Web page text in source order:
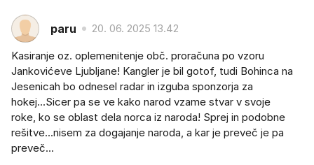
paru 20. 06. 2025 13.42
Kasiranje oz. oplemenitenje obč. proračuna po vzoru
Jankovićeve Ljubljane! Kangler je bil gotof, tudi Bohinca na
Jesenicah bo odnesel radar in izguba sponzorja za
hokej...Sicer pa se ve kako narod vzame stvar v svoje
roke, ko se oblast dela norca iz naroda! Sprej in podobne
rešitve...nisem za dogajanje naroda, a kar je preveč je pa
preveč...